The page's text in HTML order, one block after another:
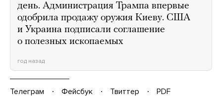
день. Администрация Трампа впервые
одобрила продажу оружия Киеву. США
и Украина подписали соглашение
о полезных ископаемых
год назад
Телеграм Фейсбук Твиттер
PDF